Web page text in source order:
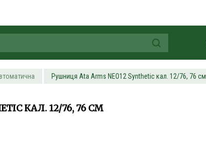
Рушниця Ata Arms NEO12 Synthetic кал. 12/76, 76 см
КАЛ. 12/76, 76 СМ